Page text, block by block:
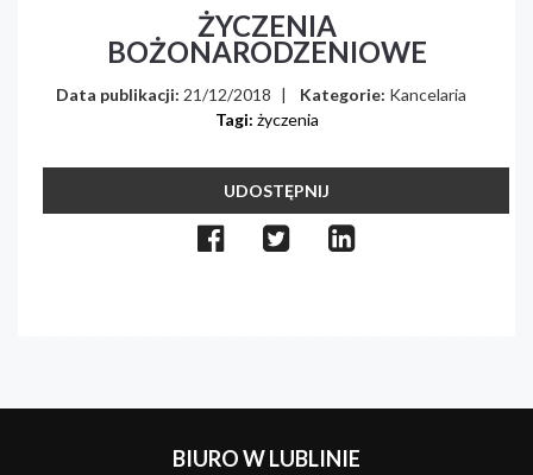
ŻYCZENIA
BOŻONARODZENIOWE
Data publikacji: 21/12/2018 | Kategorie: Kancelaria
Tagi: życzenia
UDOSTĘPNIJ
BIURO W LUBLINIE